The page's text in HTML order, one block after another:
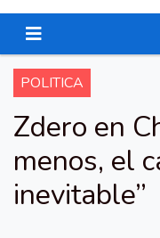
POLITICA
Zdero en
menos, el
inevitable”